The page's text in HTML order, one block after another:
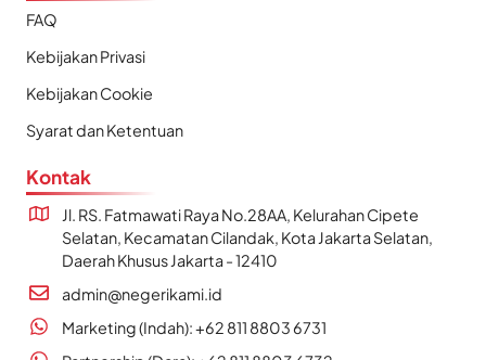
FAQ
Kebijakan Privasi
Kebijakan Cookie
Syarat dan Ketentuan
Kontak
Jl. RS. Fatmawati Raya No.28AA, Kelurahan Cipete
Selatan, Kecamatan Cilandak, Kota Jakarta Selatan,
Daerah Khusus Jakarta - 12410
admin@negerikami.id
Marketing (Indah): +62 811 8803 6731